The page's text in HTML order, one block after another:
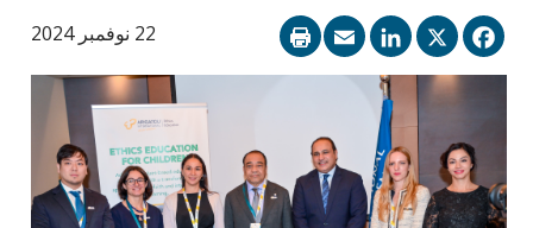
22 نوفمبر 2024 Facebook
X
LinkedIn
Email